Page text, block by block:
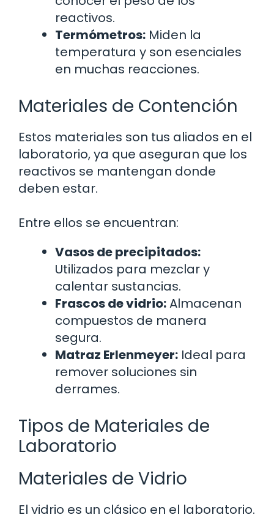
reactivos.
Termómetros: Miden la
temperatura y son esenciales
en muchas reacciones.
Materiales de Contención
Estos materiales son tus aliados en el
laboratorio, ya que aseguran que los
reactivos se mantengan donde
deben estar.
Entre ellos se encuentran:
Vasos de precipitados:
Utilizados para mezclar y
calentar sustancias.
Frascos de vidrio:Almacenan
compuestos de manera
segura.
Matraz Erlenmeyer: Ideal para
remover soluciones sin
derrames.
Tipos de Materiales de
Laboratorio
Materiales de Vidrio
El vidrio es un clásico en el laboratorio.